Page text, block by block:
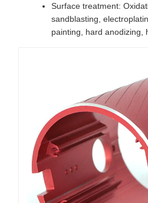
Surface treatment:
sandblasting,
painting, hard anodizing,